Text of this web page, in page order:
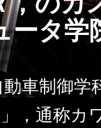
ータ学
車制御学
，通称カ